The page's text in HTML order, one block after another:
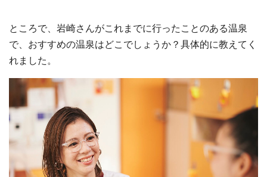
ところで、岩崎さんがこれまでに行ったことのある温泉
で、おすすめの温泉はどこでしょうか？具体的に教えてく
れました。